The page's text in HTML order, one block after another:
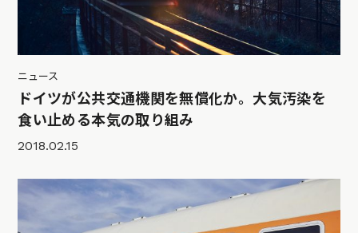
ニュース
ドイツが公共交通機関を無償化か。大気汚染を
食い止める本気の取り組み
2018.02.15